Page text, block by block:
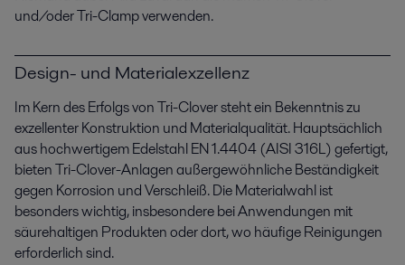
und/oder Tri-Clamp verwenden.
Design- und Materialexzellenz
Im Kern des Erfolgs von Tri-Clover steht ein Bekenntnis zu
exzellenter Konstruktion und Materialqualität. Hauptsächlich
aus hochwertigem Edelstahl EN 1.4404 (AISI 316L) gefertigt,
bieten Tri-Clover-Anlagen außergewöhnliche Beständigkeit
gegen Korrosion und Verschleiß. Die Materialwahl ist
besonders wichtig, insbesondere bei Anwendungen mit
säurehaltigen Produkten oder dort, wo häufige Reinigungen
erforderlich sind.